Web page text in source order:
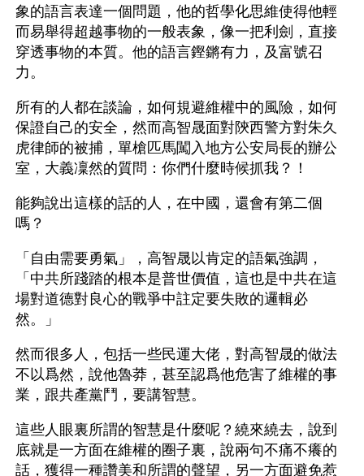
象的語言表達一個問題，他的哲學化思維使得他輕
而易舉得超越事物的一般表象，像一把利劍，直接
穿透事物的本質。他的語言鏗鏘有力，及富號召
力。
所有的人都在談論，如何規避維權中的風險，如何
保證自己的安全，然而高智晟面對陝西警方對朱久
虎律師的被捕，單槍匹馬闖入地方公安局長的辦公
室，大義凜然的質問：你們什麼時候抓我？！
能夠說出這樣的話的人，在中國，還會有第二個
嗎？
「自由需要勇氣」，高智晟以肯定的語氣強調，
「中共所踐踏的根本是普世價值，這也是中共在這
場對道德對良心的戰爭中註定要失敗的邏輯必
然。」
然而很多人，包括一些民運大佬，對高智晟的做法
不以爲然，說他魯莽，甚至認爲他危害了維權的事
業，跟共產黨鬥，要講智慧。
這些人眼裏所謂的智慧是什麼呢？繞來繞去，說到
底就是一方面在維權的圈子裏，說兩句不痛不癢的
話，獲得一種讚美和所謂的聲望，另一方面避免惹